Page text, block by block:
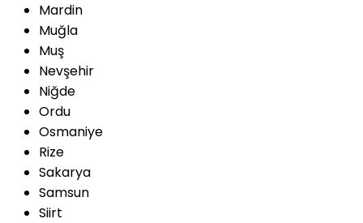
Mardin
Muğla
Muş
Nevşehir
Niğde
Ordu
Osmaniye
Rize
Sakarya
Samsun
Siirt